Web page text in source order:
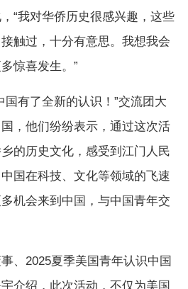
“我对华侨历史很感兴趣，这些
触过，十分有意思。我想我会
惊喜发生。”
国有了全新的认识！”交流团大
，他们纷纷表示，通过这次活
的历史文化，感受到江门人民
国在科技、文化等领域的飞速
机会来到中国，与中国青年交
、2025夏季美国青年认识中国
介绍，此次活动，不仅为美国